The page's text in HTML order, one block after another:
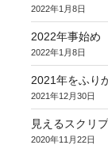
2022年1月8日
2022年事始め
2022年1月8日
2021年をふり
2021年12月30日
見えるスクリ
2020年11月22日